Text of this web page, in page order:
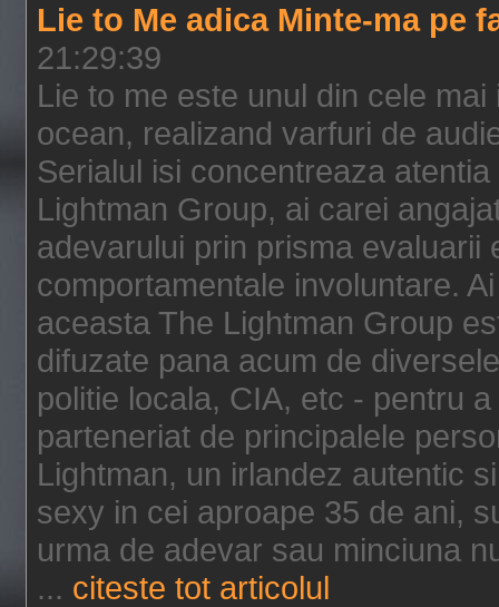
Lie to Me adica Minte-ma pe
21:29:39
Lie to me este unul din cele
ocean, realizand varfuri de
Serialul isi concentreaza
Lightman Group, ai carei
adevarului prin prisma evaluarii
comportamentale involuntare.
aceasta The Lightman Group
difuzate pana acum de
politie locala, CIA, etc - pentru
parteneriat de principalele
Lightman, un irlandez autentic
sexy in cei aproape 35 de ani,
urma de adevar sau minciuna
... citeste tot articolul